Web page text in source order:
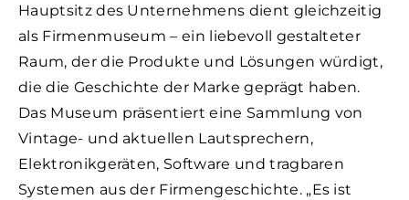
Hauptsitz des Unternehmens dient gleichzeitig
als Firmenmuseum – ein liebevoll gestalteter
Raum, der die Produkte und Lösungen würdigt,
die die Geschichte der Marke geprägt haben.
Das Museum präsentiert eine Sammlung von
Vintage- und aktuellen Lautsprechern,
Elektronikgeräten, Software und tragbaren
Systemen aus der Firmengeschichte. „Es ist